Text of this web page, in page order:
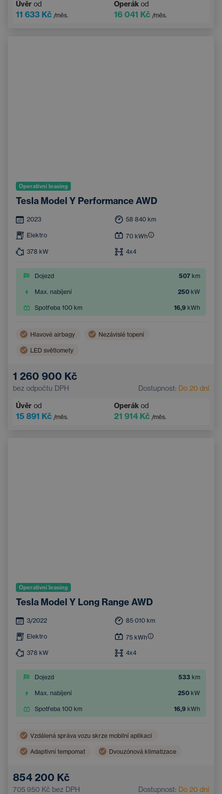
Úvěr od
11 633 Kč /měs.
Operák od
16 041 Kč /měs.
Operativní leasing
Tesla Model Y Performance AWD
2023 58 840 km
Elektro 70 kWh
378 kW 4x4
Dojezd 507 km
Max. nabíjení 250 kW
Spotřeba 100 km 16,9 kWh
Hlavové airbagy Nezávislé topení
LED světlomety
Automatická klimatizace
Elektricky nastavitelné sedadlo řidiče s pamětí
1 260 900 Kč
bez odpočtu DPH Dostupnost: Do 20 dní
Úvěr od
15 891 Kč /měs.
Operák od
21 914 Kč /měs.
Operativní leasing
Tesla Model Y Long Range AWD
3/2022 85 010 km
Elektro 75 kWh
378 kW 4x4
Dojezd 533 km
Max. nabíjení 250 kW
Spotřeba 100 km 16,9 kWh
Vzdálená správa vozu skrze mobilní aplikaci
Adaptivní tempomat Dvouzónová klimatizace
Asistent hlídání jízdy v pruhu
854 200 Kč
705 950 Kč bez DPH Dostupnost: Do 20 dní